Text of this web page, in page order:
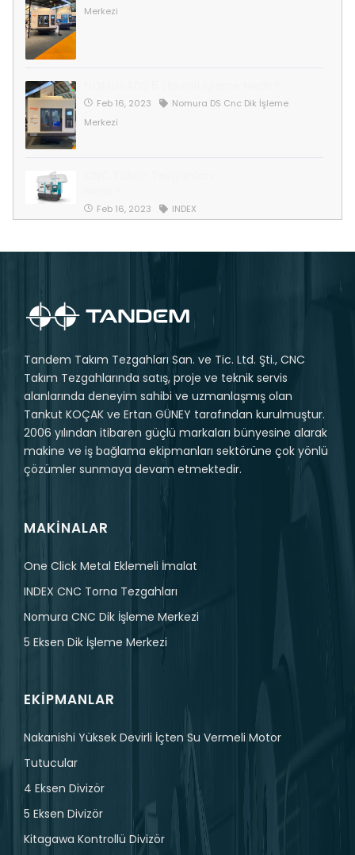
Merkezi
Feb 16, 2023
Nomura DS Cnc Dik İşleme
Merkezi
Feb 16, 2023 INDEX
Tandem Takım Tezgahları San. ve Tic. Ltd. Şti., CNC
Takım Tezgahlarında satış, proje ve teknik servis
alanlarında deneyim sahibi ve uzmanlaşmış olan
Tankut KOÇAK ve Ertan GÜNEY tarafından kurulmuştur.
2006 yılından itibaren güçlü markaları bünyesine alarak
makine ve iş bağlama ekipmanları sektörüne çok yönlü
çözümler sunmaya devam etmektedir.
MAKINALAR
One Click Metal Eklemeli İmalat
INDEX CNC Torna Tezgahları
Nomura CNC Dik İşleme Merkezi
5 Eksen Dik İşleme Merkezi
EKIPMANLAR
Nakanishi Yüksek Devirli İçten Su Vermeli Motor
Tutucular
4 Eksen Divizör
5 Eksen Divizör
Kitagawa Kontrollü Divizör